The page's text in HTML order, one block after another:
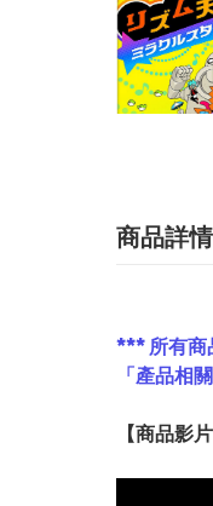
商品詳情
*** 所有商
「產品相
【商品影片